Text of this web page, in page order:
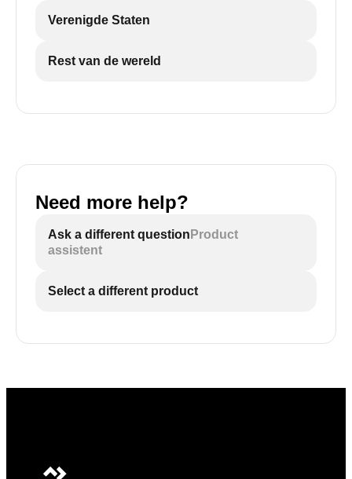
Verenigde Staten
Rest van de wereld
Need more help?
Ask a different question Product
assistent
Select a different product